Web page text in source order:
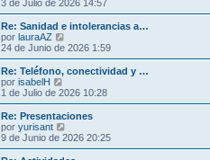
e
e
s
j
e
m
o
m
e
s
j
e
r
ú
t
o
m
e
s
j
e
3 de Julio de 2026 14:57
Re: Sanidad e intolerancias a…
por lauraAZ
e
r
ú
t
m
o
m
e
24 de Junio de 2026 1:59
Re: Teléfono, conectividad y …
por isabelH
e
r
ú
l
t
m
1 de Julio de 2026 10:28
Re: Presentaciones
por yurisant
e
r
9 de Junio de 2026 20:25